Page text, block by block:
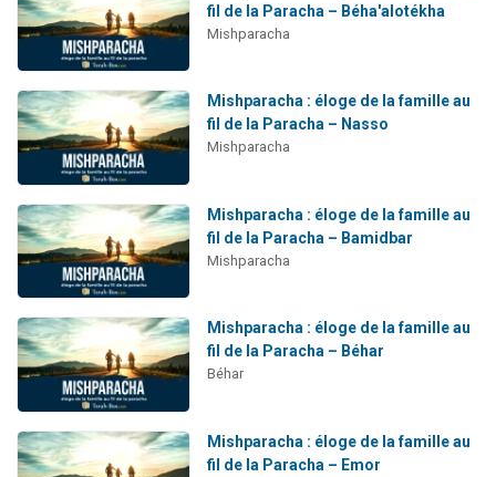
fil de la Paracha – Béha'alotékha
Mishparacha
Mishparacha : éloge de la famille au
fil de la Paracha – Nasso
Mishparacha
Mishparacha : éloge de la famille au
fil de la Paracha – Bamidbar
Mishparacha
Mishparacha : éloge de la famille au
fil de la Paracha – Béhar
Béhar
Mishparacha : éloge de la famille au
fil de la Paracha – Emor